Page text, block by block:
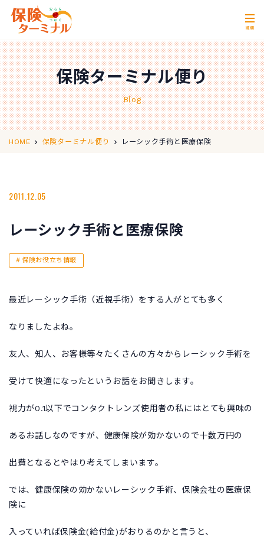
MENU
ホーム Home
私たちの強み Our Strength
無料相談 Consultation
取扱保険会社 Insurance Companies
店舗情報
0120-11-2287
保険ターミナル便り
Blog
HOME 保険ターミナル便り レーシック手術と医療保険
2011.12.05
レーシック手術と医療保険
保険お役立ち情報
最近レーシック手術（近視手術）をする人がとても多く
なりましたよね。
友人、知人、お客様等々たくさんの方々からレーシック手術を
受けて快適になったというお話をお聞きします。
視力が0.1以下でコンタクトレンズ使用者の私にはとても興味の
あるお話しなのですが、健康保険が効かないので十数万円の
出費となるとやはり考えてしまいます。
では、健康保険の効かないレーシック手術、保険会社の医療保
険に
入っていれば保険金(給付金)がおりるのかと言うと、